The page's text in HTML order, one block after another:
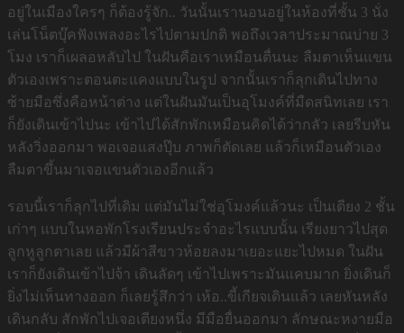
อยู่ในเมืองใครๆ ก็ต้องรู้จัก.. วันนั้นเรานอนอยู่ในห้องที่ชั้น 3 นั่ง
เล่นโน็ตบุ๊คฟังเพลงอะไรไปตามปกติ พอถึงเวลาประมาณบ่าย 3
โมง เราก็เผลอหลับไป ในฝันคือเราเหมือนตื่นนะ ลืมตาเห็นแขน
ตัวเองเพราะตอนตะแคงแบบในรูป จากนั้นเราก็ลุกเดินไปทาง
ซ้ายมือซึ่งคือหน้าต่าง แต่ในฝันมันเป็นอุโมงค์ที่มืดสนิทเลย เรา
ก็ยังเดินเข้าไปนะ เข้าไปได้สักพักเหมือนคิดได้ว่ากลัว เลยรีบหัน
หลังวิ่งออกมา พอเจอแสงปุ๊บ ภาพก็ตัดเลย แล้วก็เหมือนตัวเอง
ลืมตาขึ้นมาเจอแขนตัวเองอีกแล้ว
รอบนี้เราก็ลุกไปที่เดิม แต่มันไม่ใช่อุโมงค์แล้วนะ เป็นเตียง 2 ชั้น
เก่าๆ แบบในหอพักโรงเรียนประจำอะไรแบบนั้น เรียงยาวไปสุด
ลูกหูลูกตาเลย แล้วมีผ้าสีขาวห้อยลงมาเยอะแยะไปหมด ในฝัน
เราก็ยังเดินเข้าไปจ้า เดินลัดๆ เข้าไปเพราะมันแคบมาก ยิ่งเดินก็
ยิ่งไม่เห็นทางออก ก็เลยรู้สึกว่า เห้อ..ขี้เกียจเดินแล้ว เลยหันหลัง
เดินกลับ สักพักไปเจอเตียงหนึ่ง มีมือยื่นออกมา ลักษณะหงายมือ